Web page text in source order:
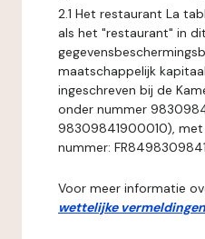
2.1 Het restaurant La
als het "restaurant" in dit
maatschappelijk
ingeschreven bij de
onder nummer
98309841900010),
nummer:
Voor meer informatie
wettelijke vermeldingen